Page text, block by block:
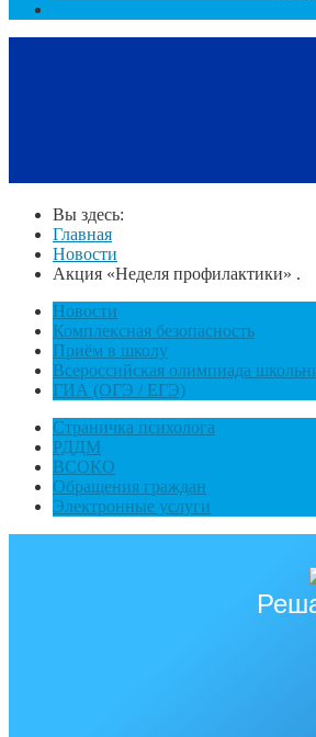
Вы здесь:
Главная
Новости
Акция «Неделя профилактики» .
Новости
Комплексная безопасность
Приём в школу
Всероссийская олимпиада
ГИА (ОГЭ / ЕГЭ)
Страничка психолога
РДДМ
ВСОКО
Обращения граждан
Электронные услуги